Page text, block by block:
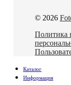
© 2026
Политика
Каталог
Информация